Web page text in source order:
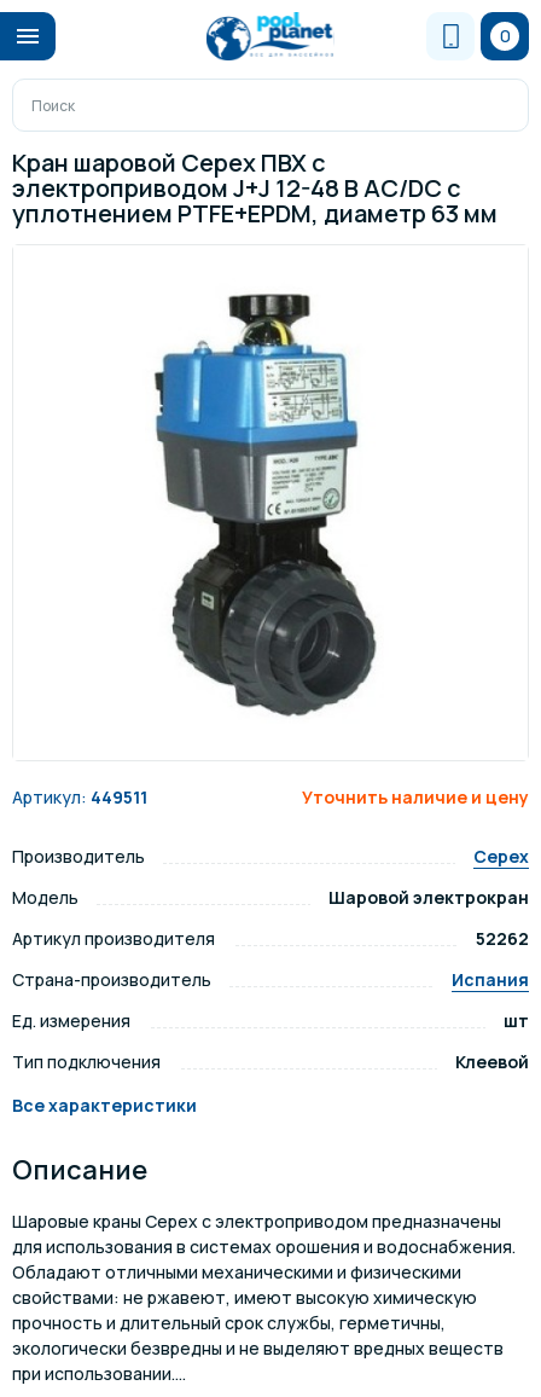
0
Кран шаровой Cepex ПВХ с
электроприводом J+J 12-48 В AC/DC с
уплотнением PTFE+EPDM, диаметр 63 мм
Артикул: 449511 Уточнить наличие и цену
Производитель
Cepex
Модель
Шаровой электрокран
Артикул производителя
52262
Страна-производитель
Испания
Ед. измерения
шт
Тип подключения
Клеевой
Все характеристики
Описание
Шаровые краны Cepex с электроприводом предназначены
для использования в системах орошения и водоснабжения.
Обладают отличными механическими и физическими
свойствами: не ржавеют, имеют высокую химическую
прочность и длительный срок службы, герметичны,
экологически безвредны и не выделяют вредных веществ
при использовании....